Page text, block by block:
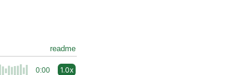
readme
0:00 1.0x